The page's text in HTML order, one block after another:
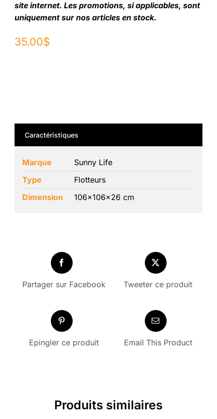
site internet. Les promotions, si applicables, sont
uniquement sur nos articles en stock.
35.00$
Caractéristiques
Marque
Sunny Life
Type
Flotteurs
Dimension
106x106x26 cm
Partager sur Facebook Tweeter ce produit
Epingler ce produit Email This Product
Produits similaires